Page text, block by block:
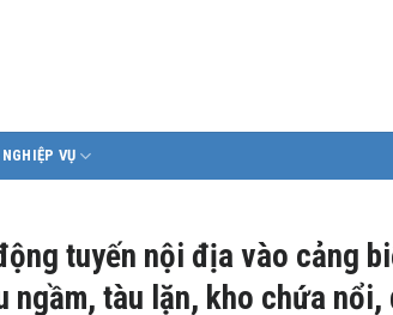
NGHIỆP VỤ
tuyến nội địa vào cảng
ngầm, tàu lặn, kho chứa nổi,